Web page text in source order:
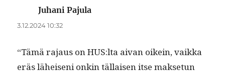
Juhani Pajula
3.12.2024 10:32
“Tämä rajaus on HUS:lta aivan oikein, vaik­ka
eräs läheiseni onkin täl­laisen itse mak­se­tun